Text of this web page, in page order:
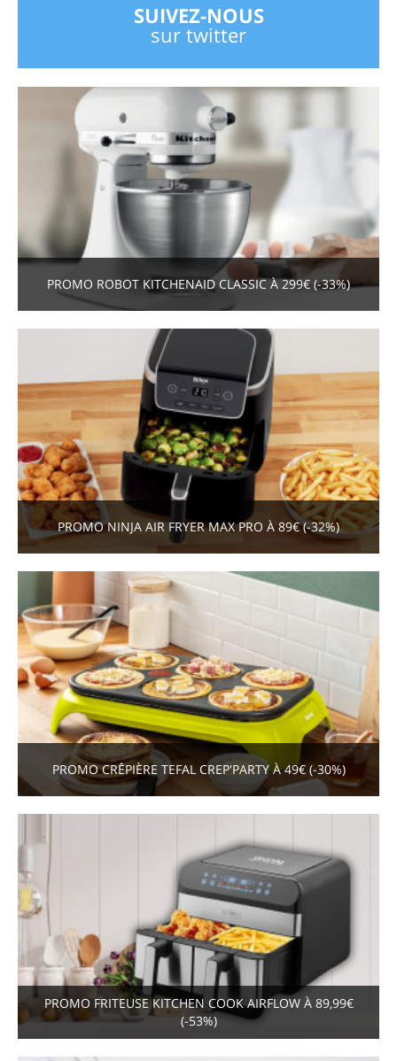
SUIVEZ-NOUS
sur twitter
PROMO ROBOT KITCHENAID CLASSIC À 299€ (-33%)
PROMO NINJA AIR FRYER MAX PRO À 89€ (-32%)
PROMO CRÊPIÈRE TEFAL CREP'PARTY À 49€ (-30%)
PROMO FRITEUSE KITCHEN COOK AIRFLOW À 89,99€
(-53%)